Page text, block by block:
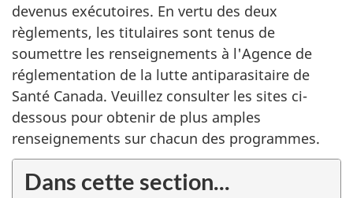
devenus exécutoires. En vertu des deux
règlements, les titulaires sont tenus de
soumettre les renseignements à l'Agence de
réglementation de la lutte antiparasitaire de
Santé Canada. Veuillez consulter les sites ci-
dessous pour obtenir de plus amples
renseignements sur chacun des programmes.
Dans cette section...